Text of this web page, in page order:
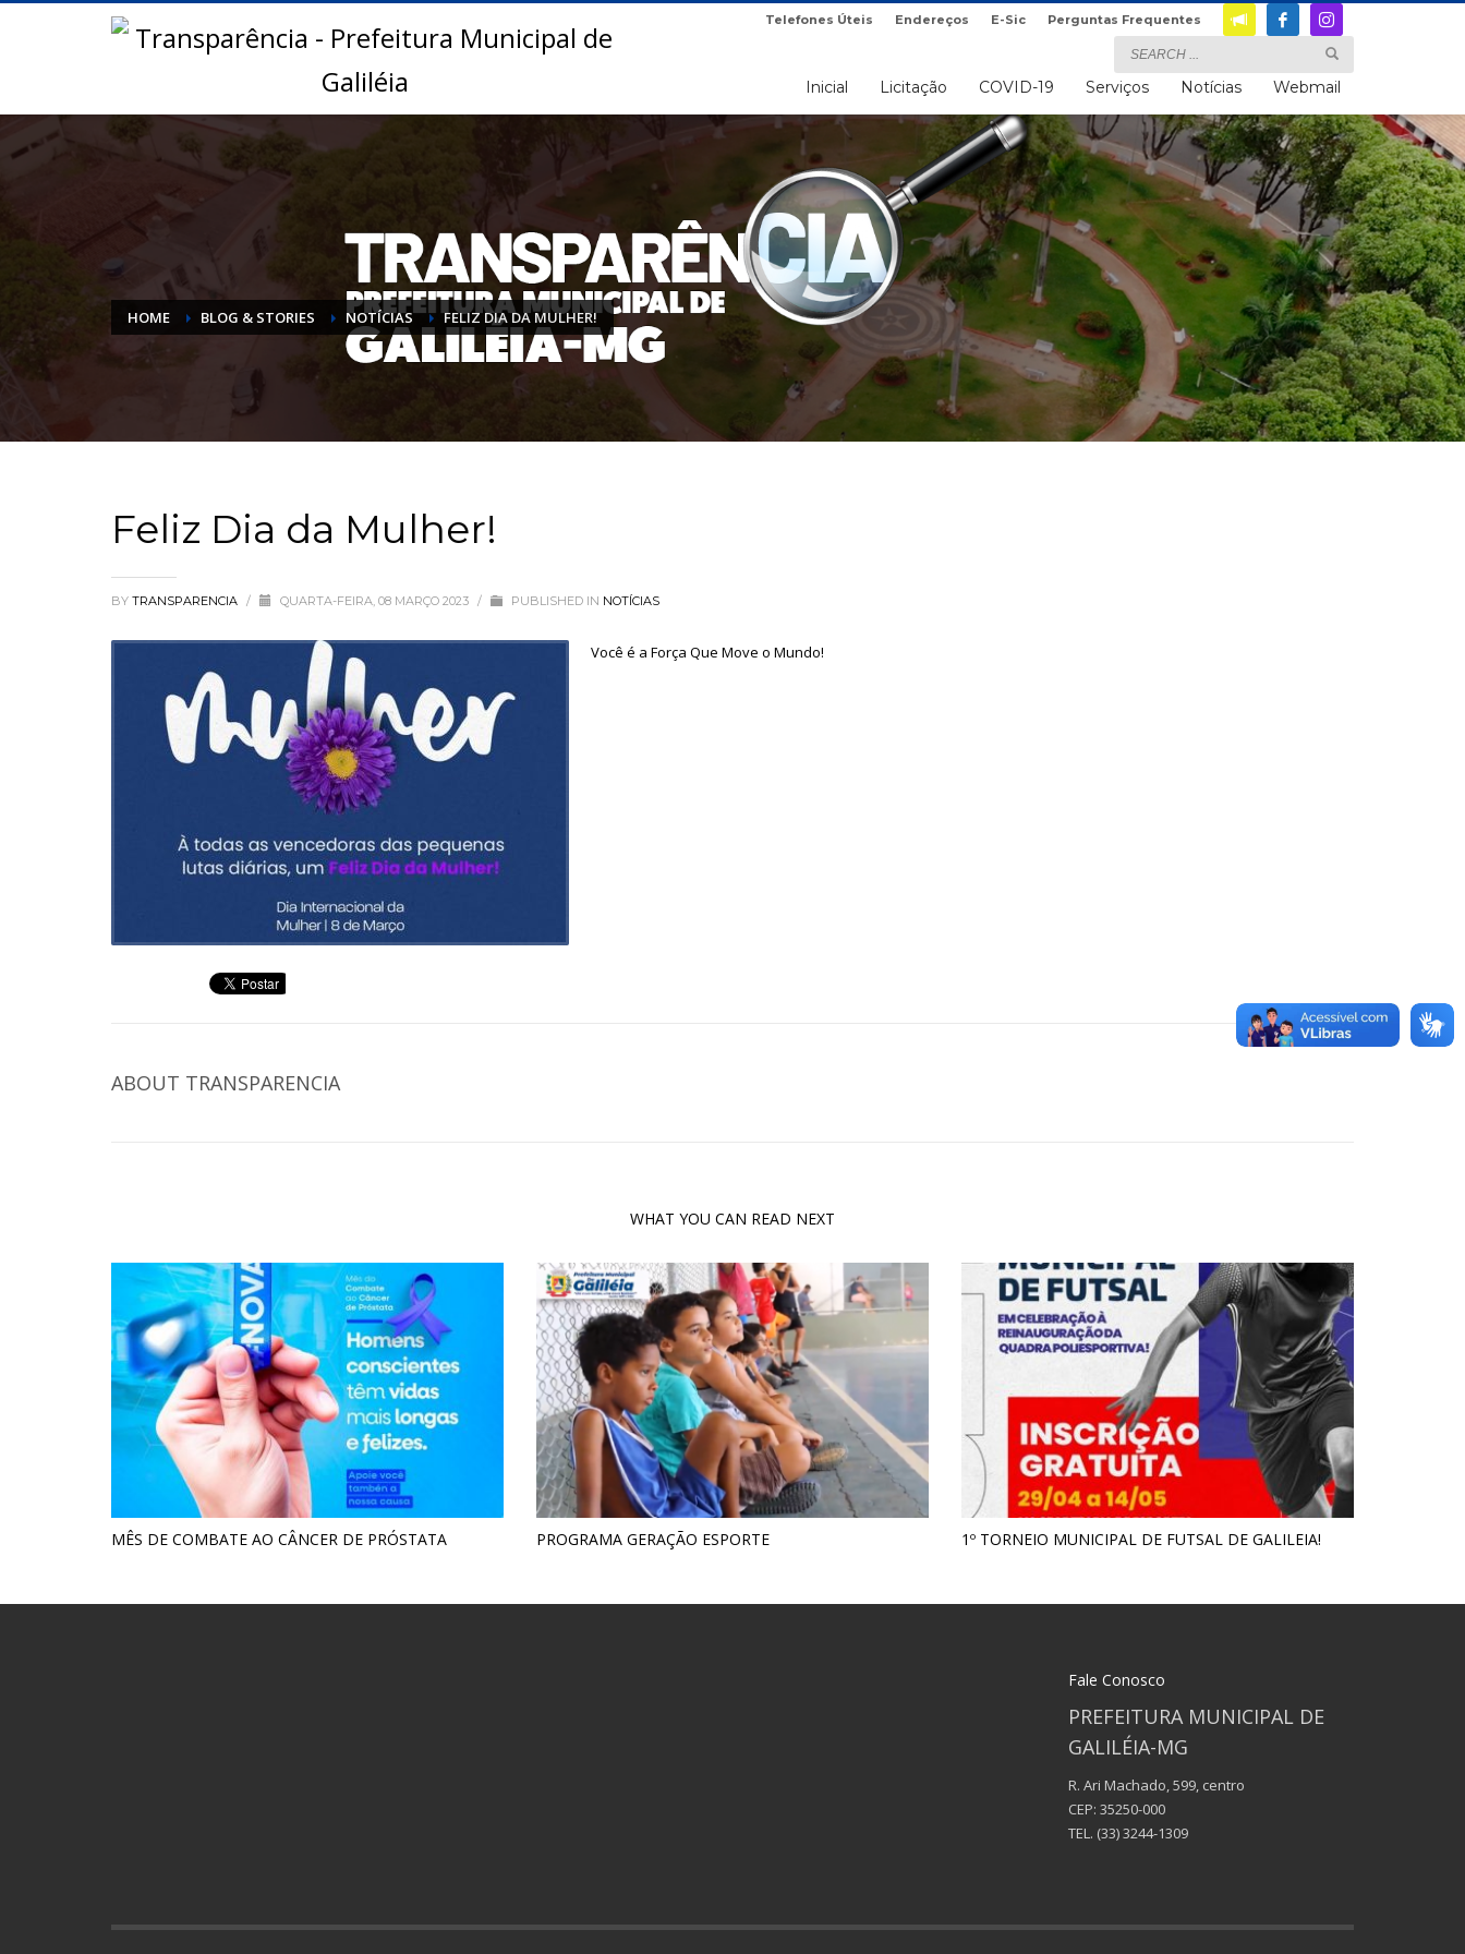
Telefones Úteis Endereços E-Sic Perguntas Frequentes
Inicial Licitação COVID-19 Serviços Notícias Webmail
HOME BLOG & STORIES NOTÍCIAS FELIZ DIA DA MULHER!
Feliz Dia da Mulher!
BY TRANSPARENCIA / QUARTA-FEIRA, 08 MARÇO 2023 / PUBLISHED IN NOTÍCIAS
Você é a Força Que Move o Mundo!
ABOUT TRANSPARENCIA
WHAT YOU CAN READ NEXT
MÊS DE COMBATE AO CÂNCER DE PRÓSTATA PROGRAMA GERAÇÃO ESPORTE 1º TORNEIO MUNICIPAL DE FUTSAL DE GALILEIA!
Fale Conosco
PREFEITURA MUNICIPAL DE
GALILÉIA-MG
R. Ari Machado, 599, centro
CEP: 35250-000
TEL. (33) 3244-1309